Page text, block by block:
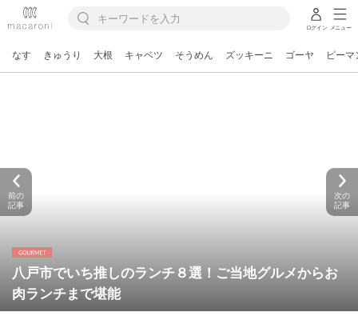
ログイン メニュー
なす きゅうり 大根 キャベツ そうめん ズッキーニ ゴーヤ ピーマ
八戸市でいち推しのランチ８選！ご当地グルメからお
肉ランチまで堪能
前の
記事
次の
記事